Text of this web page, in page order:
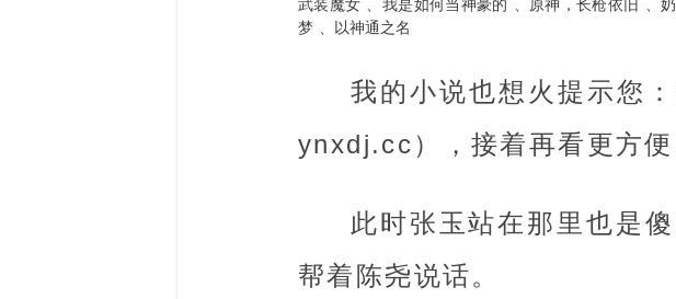
武装魔女
我是如何当神豪的 原神，长枪依旧
梦
以神通之名
我的小说也想火提示您
ynxdj.cc），接着再看更方便
此时张玉站在那里也是
帮着陈尧说话。